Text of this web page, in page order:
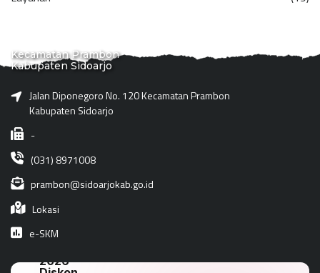
Kecamatan Prambon
Kabupaten Sidoarjo
Jalan Diponegoro No. 120 Kecamatan Prambon
Kabupaten Sidoarjo
-
(031) 8971008
prambon@sidoarjokab.go.id
Lokasi
e-SKM